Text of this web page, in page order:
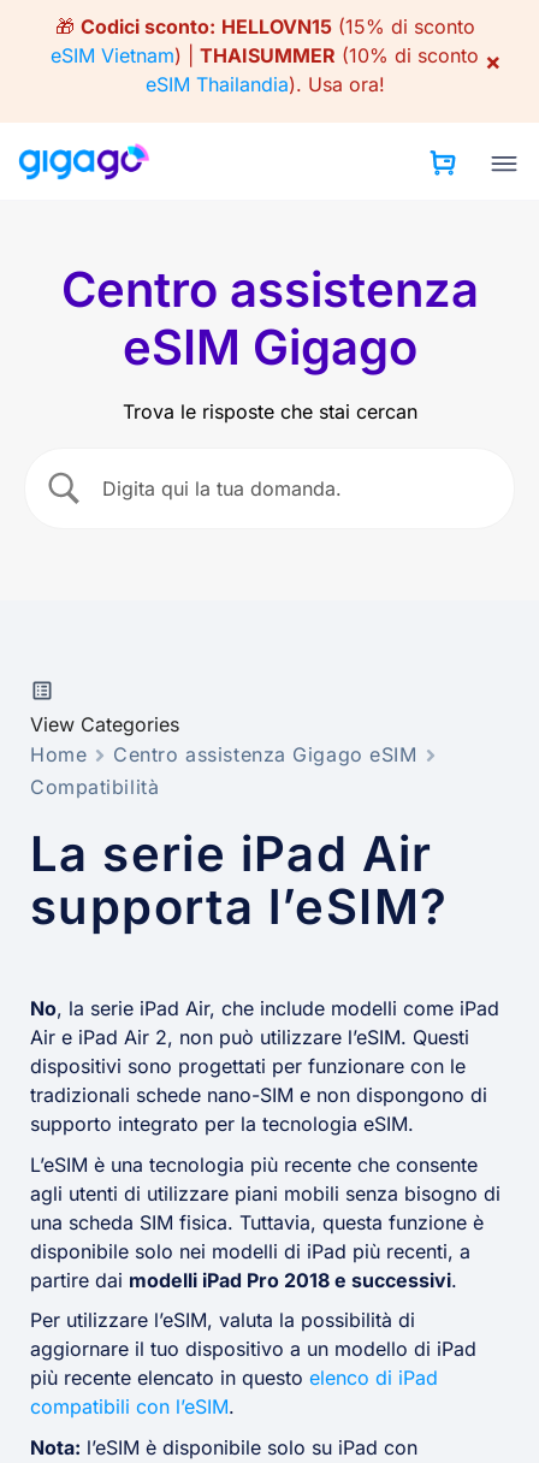
content
🎁 Codici sconto: HELLOVN15(15% di sconto
eSIM Vietnam) | THAISUMMER (10% di sconto
eSIM Thailandia). Usa ora!
×
Centro assistenza
eSIM Gigago
Trova le risposte che stai cercan
View Categories
Home
Centro assistenza Gigago eSIM
Compatibilità
La serie iPad Air
supporta l’eSIM?
No, la serie iPad Air, che include modelli come iPad
Air e iPad Air 2, non può utilizzare l’eSIM. Questi
dispositivi sono progettati per funzionare con le
tradizionali schede nano-SIM e non dispongono di
supporto integrato per la tecnologia eSIM.
L’eSIM è una tecnologia più recente che consente
agli utenti di utilizzare piani mobili senza bisogno di
una scheda SIM fisica. Tuttavia, questa funzione è
disponibile solo nei modelli di iPad più recenti, a
partire dai modelli iPad Pro 2018 e successivi.
Per utilizzare l’eSIM, valuta la possibilità di
aggiornare il tuo dispositivo a un modello di iPad
più recente elencato in questo elenco di iPad
compatibili con l’eSIM.
Nota: l’eSIM è disponibile solo su iPad con